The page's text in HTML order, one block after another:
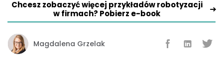
Chcesz zobaczyć więcej przykładów robotyzacji
w firmach? Pobierz e-book
Magdalena Grzelak